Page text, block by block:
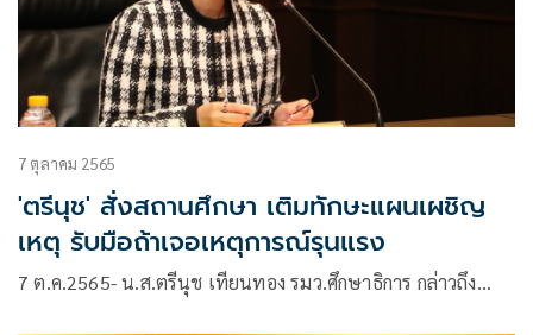
7 ตุลาคม 2565
'ตรีนุช' สั่งสถานศึกษา เติมทักษะแผนเผชิญ
เหตุ รับมือถ้าเจอเหตุการณ์รุนแรง
7 ต.ค.2565- น.ส.ตรีนุช เทียนทอง รมว.ศึกษาธิการ กล่าวถึง…